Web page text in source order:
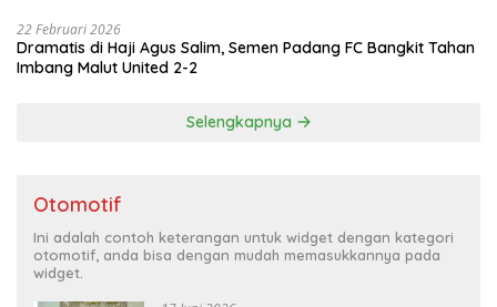
22 Februari 2026
Dramatis di Haji Agus Salim, Semen Padang FC Bangkit Tahan
Imbang Malut United 2-2
Selengkapnya
Otomotif
Ini adalah contoh keterangan untuk widget dengan kategori
otomotif, anda bisa dengan mudah memasukkannya pada
widget.